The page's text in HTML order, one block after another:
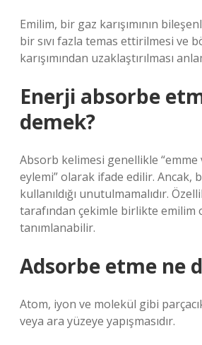
Emilim, bir gaz karışımının
bir sıvı fazla temas ettirilmesi ve
karışımından uzaklaştırılması
Enerji absorbe
demek?
Absorb kelimesi genellikle “emme
eylemi” olarak ifade edilir. Ancak,
kullanıldığı unutulmamalıdır.
tarafından çekimle birlikte emilim
tanımlanabilir.
Adsorbe etme ne
Atom, iyon ve molekül gibi
veya ara yüzeye yapışmasıdır.